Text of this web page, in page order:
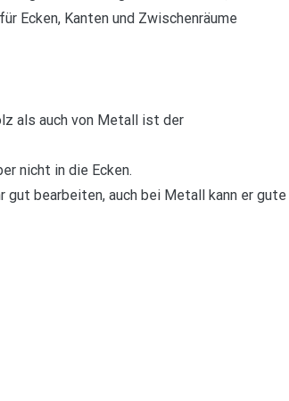
Ecken, Kanten und Zwischenräume
als auch von Metall ist der
nicht in die Ecken.
gut bearbeiten, auch bei Metall kann er gute